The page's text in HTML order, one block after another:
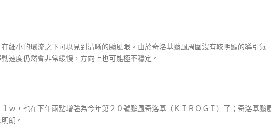
細小的環流之下可以見到清晰的颱風眼。由於奇洛基颱風周圍沒有較明顯的導引氣
速度仍然會非常緩慢，方向上也可能極不穩定。
ｗ，也在下午兩點增強為今年第２０號颱風奇洛基（ＫＩＲＯＧＩ）了；奇洛基颱
朗。